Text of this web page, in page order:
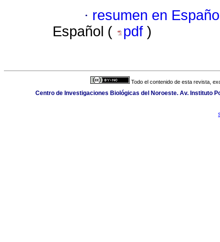
· resumen en
Español (
pdf )
Todo el contenido de esta revista,
Centro de Investigaciones Biológicas del Noroeste. Av. Instituto